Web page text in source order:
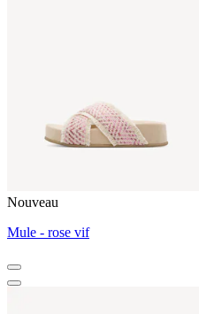
Nouveau
Mule - rose vif